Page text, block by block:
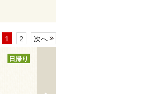
1 2 次へ
日帰り